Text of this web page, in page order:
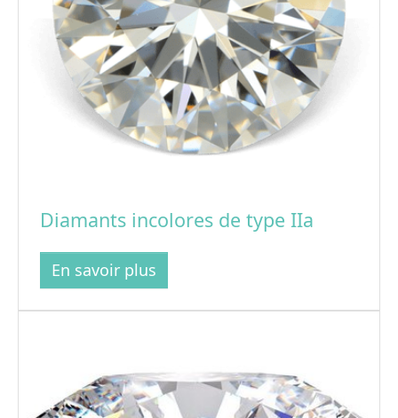
Diamants incolores de type IIa
En savoir plus